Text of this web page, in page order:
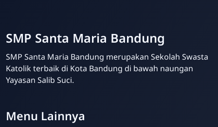
SMP Santa Maria Bandung
SMP Santa Maria Bandung merupakan Sekolah Swasta
Katolik terbaik di Kota Bandung di bawah naungan
Yayasan Salib Suci.
Menu Lainnya